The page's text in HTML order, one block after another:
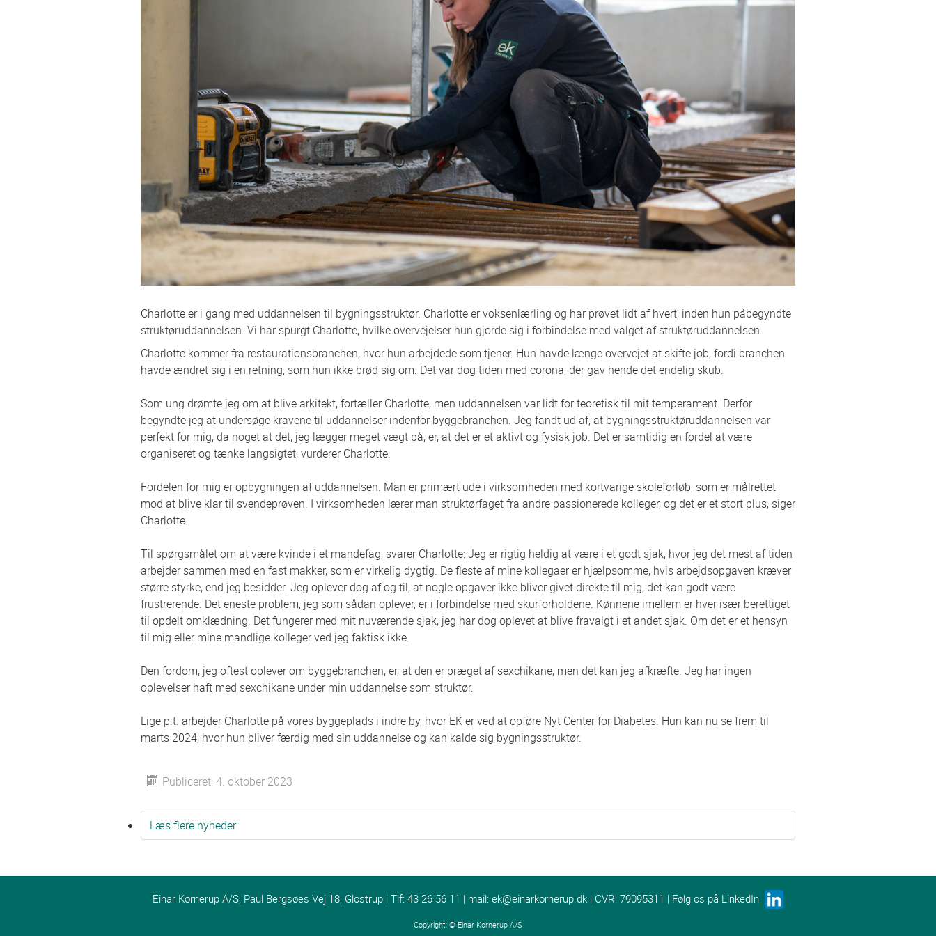
Charlotte er i gang med uddannelsen til bygningsstruktør. Charlotte er voksenlærling og har prøvet lidt af hvert, inden hun påbegyndte
struktøruddannelsen. Vi har spurgt Charlotte, hvilke overvejelser hun gjorde sig i forbindelse med valget af struktøruddannelsen.
Charlotte kommer fra restaurationsbranchen, hvor hun arbejdede som tjener. Hun havde længe overvejet at skifte job, fordi branchen
havde ændret sig i en retning, som hun ikke brød sig om. Det var dog tiden med corona, der gav hende det endelig skub.
Som ung drømte jeg om at blive arkitekt, fortæller Charlotte, men uddannelsen var lidt for teoretisk til mit temperament. Derfor
begyndte jeg at undersøge kravene til uddannelser indenfor byggebranchen. Jeg fandt ud af, at bygningsstruktøruddannelsen var
perfekt for mig, da noget at det, jeg lægger meget vægt på, er, at det er et aktivt og fysisk job. Det er samtidig en fordel at være
organiseret og tænke langsigtet, vurderer Charlotte.
Fordelen for mig er opbygningen af uddannelsen. Man er primært ude i virksomheden med kortvarige skoleforløb, som er målrettet
mod at blive klar til svendeprøven. I virksomheden lærer man struktørfaget fra andre passionerede kolleger, og det er et stort plus, siger
Charlotte.
Til spørgsmålet om at være kvinde i et mandefag, svarer Charlotte: Jeg er rigtig heldig at være i et godt sjak, hvor jeg det mest af tiden
arbejder sammen med en fast makker, som er virkelig dygtig. De fleste af mine kollegaer er hjælpsomme, hvis arbejdsopgaven kræver
større styrke, end jeg besidder. Jeg oplever dog af og til, at nogle opgaver ikke bliver givet direkte til mig, det kan godt være
frustrerende. Det eneste problem, jeg som sådan oplever, er i forbindelse med skurforholdene. Kønnene imellem er hver især berettiget
til opdelt omklædning. Det fungerer med mit nuværende sjak, jeg har dog oplevet at blive fravalgt i et andet sjak. Om det er et hensyn
til mig eller mine mandlige kolleger ved jeg faktisk ikke.
Den fordom, jeg oftest oplever om byggebranchen, er, at den er præget af sexchikane, men det kan jeg afkræfte. Jeg har ingen
oplevelser haft med sexchikane under min uddannelse som struktør.
Lige p.t. arbejder Charlotte på vores byggeplads i indre by, hvor EK er ved at opføre Nyt Center for Diabetes. Hun kan nu se frem til
marts 2024, hvor hun bliver færdig med sin uddannelse og kan kalde sig bygningsstruktør.
Publiceret: 4. oktober 2023
Læs flere nyheder
Einar Kornerup A/S, Paul Bergsøes Vej 18, Glostrup | Tlf: 43 26 56 11 | mail: ek@einarkornerup.dk | CVR: 79095311 | Følg os på LinkedIn
Copyright: © Einar Kornerup A/S